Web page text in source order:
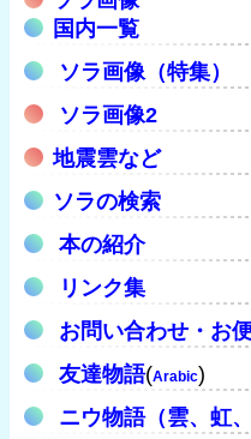
国内一覧
ソラ画像（特集）
ソラ画像2
地震雲など
ソラの検索
本の紹介
リンク集
お問い合わせ・お
友達物語(Arabic)
ニウ物語（雲、虹